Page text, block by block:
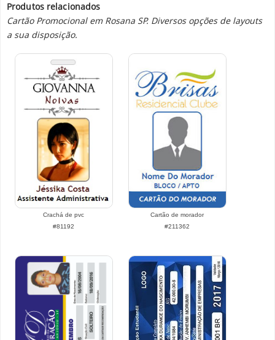
Produtos relacionados
Cartão Promocional em Rosana SP. Diversos opções de layouts
a sua disposição.
Crachá de pvc
#81192
Cartão de morador
#211362